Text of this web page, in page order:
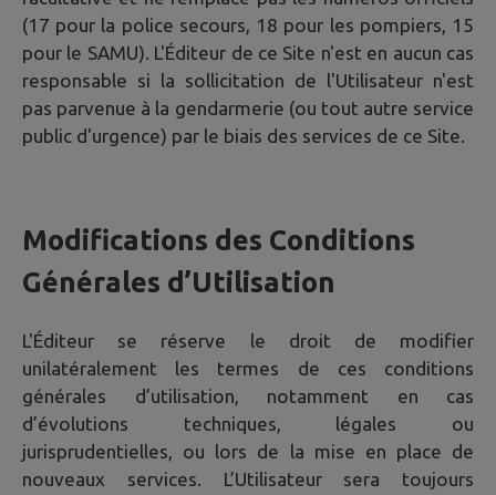
(17 pour la police secours, 18 pour les pompiers, 15
pour le SAMU). L'Éditeur de ce Site n'est en aucun cas
responsable si la sollicitation de l'Utilisateur n'est
pas parvenue à la gendarmerie (ou tout autre service
public d'urgence) par le biais des services de ce Site.
Modifications des Conditions
Générales d’Utilisation
L'Éditeur se réserve le droit de modifier
unilatéralement les termes de ces conditions
générales d’utilisation, notamment en cas
d’évolutions techniques, légales ou
jurisprudentielles, ou lors de la mise en place de
nouveaux services. L’Utilisateur sera toujours